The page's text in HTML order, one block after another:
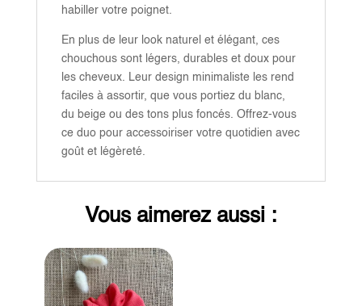
habiller votre poignet.
En plus de leur look naturel et élégant, ces
chouchous sont légers, durables et doux pour
les cheveux. Leur design minimaliste les rend
faciles à assortir, que vous portiez du blanc,
du beige ou des tons plus foncés. Offrez-vous
ce duo pour accessoiriser votre quotidien avec
goût et légèreté.
Vous aimerez aussi :